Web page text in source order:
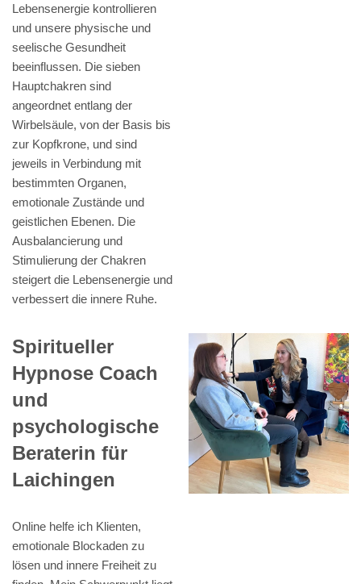
Lebensenergie kontrollieren
und unsere physische und
seelische Gesundheit
beeinflussen. Die sieben
Hauptchakren sind
angeordnet entlang der
Wirbelsäule, von der Basis bis
zur Kopfkrone, und sind
jeweils in Verbindung mit
bestimmten Organen,
emotionale Zustände und
geistlichen Ebenen. Die
Ausbalancierung und
Stimulierung der Chakren
steigert die Lebensenergie und
verbessert die innere Ruhe.
Spiritueller
Hypnose Coach
und
psychologische
Beraterin für
Laichingen
Online helfe ich Klienten,
emotionale Blockaden zu
lösen und innere Freiheit zu